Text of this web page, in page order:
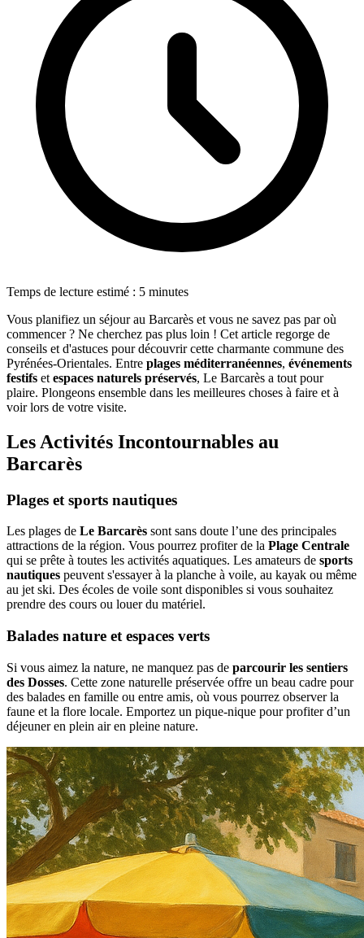
Temps de lecture estimé : 5 minutes
Vous planifiez un séjour au Barcarès et vous ne savez pas par où
commencer ? Ne cherchez pas plus loin ! Cet article regorge de
conseils et d'astuces pour découvrir cette charmante commune des
Pyrénées-Orientales. Entre plages méditerranéennes, événements
festifs et espaces naturels préservés, Le Barcarès a tout pour
plaire. Plongeons ensemble dans les meilleures choses à faire et à
voir lors de votre visite.
Les Activités Incontournables au
Barcarès
Plages et sports nautiques
Les plages de Le Barcarès sont sans doute l’une des principales
attractions de la région. Vous pourrez profiter de la Plage Centrale
qui se prête à toutes les activités aquatiques. Les amateurs de sports
nautiques peuvent s'essayer à la planche à voile, au kayak ou même
au jet ski. Des écoles de voile sont disponibles si vous souhaitez
prendre des cours ou louer du matériel.
Balades nature et espaces verts
Si vous aimez la nature, ne manquez pas de parcourir les sentiers
des Dosses. Cette zone naturelle préservée offre un beau cadre pour
des balades en famille ou entre amis, où vous pourrez observer la
faune et la flore locale. Emportez un pique-nique pour profiter d’un
déjeuner en plein air en pleine nature.